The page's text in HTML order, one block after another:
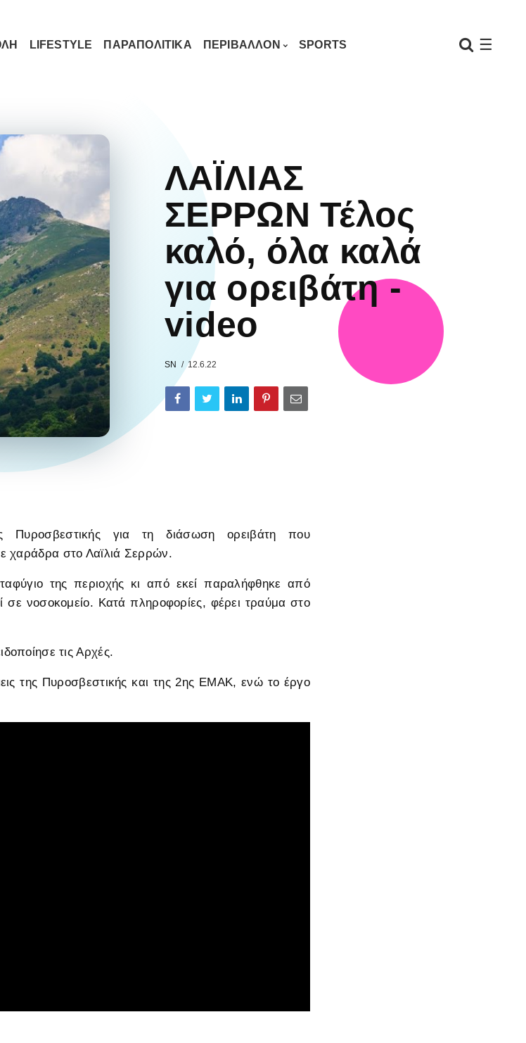
☰
LIFESTYLE ΠΑΡΑΠΟΛΙΤΙΚΑ ΠΕΡΙΒΑΛΛΟΝ SPORTS
ΛΑΪΛΙΑΣ
ΣΕΡΡΩΝ Τέλος
καλό, όλα καλά
για ορειβάτη -
video
SN 12.6.22
Πυροσβεστικής για τη διάσωση ορειβάτη που
χαράδρα στο Λαϊλιά Σερρών.
της περιοχής κι από εκεί παραλήφθηκε από
σε νοσοκομείο. Κατά πληροφορίες, φέρει τραύμα στο
τις Αρχές.
της Πυροσβεστικής και της 2ης ΕΜΑΚ, ενώ το έργο